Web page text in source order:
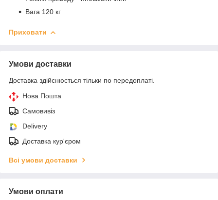
Вага 120 кг
Приховати
Умови доставки
Доставка здійснюється тільки по передоплаті.
Нова Пошта
Самовивіз
Delivery
Доставка кур'єром
Всі умови доставки
Умови оплати